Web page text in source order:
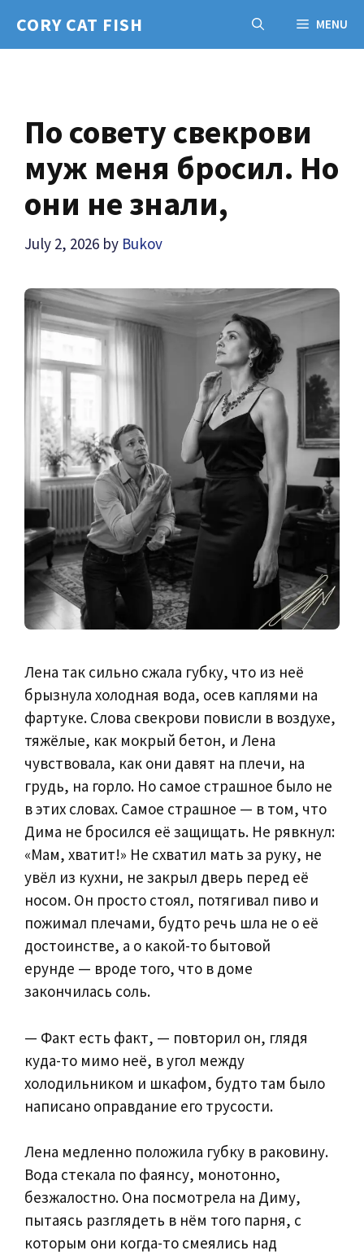
CORY CAT FISH MENU
По совету свекрови
муж меня бросил. Но
они не знали,
July 2, 2026 by Bukov
Лена так сильно сжала губку, что из неё
брызнула холодная вода, осев каплями на
фартуке. Слова свекрови повисли в воздухе,
тяжёлые, как мокрый бетон, и Лена
чувствовала, как они давят на плечи, на
грудь, на горло. Но самое страшное было не
в этих словах. Самое страшное — в том, что
Дима не бросился её защищать. Не рявкнул:
«Мам, хватит!» Не схватил мать за руку, не
увёл из кухни, не закрыл дверь перед её
носом. Он просто стоял, потягивал пиво и
пожимал плечами, будто речь шла не о её
достоинстве, а о какой-то бытовой
ерунде — вроде того, что в доме
закончилась соль.
— Факт есть факт, — повторил он, глядя
куда-то мимо неё, в угол между
холодильником и шкафом, будто там было
написано оправдание его трусости.
Лена медленно положила губку в раковину.
Вода стекала по фаянсу, монотонно,
безжалостно. Она посмотрела на Диму,
пытаясь разглядеть в нём того парня, с
которым они когда-то смеялись над